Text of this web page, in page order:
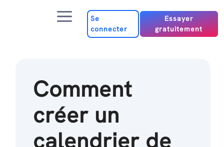
Menu
Se
connecter
Essayer
gratuitement
Comment
créer un
calendrier de